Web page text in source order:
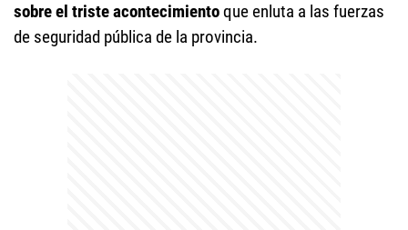
sobre el triste acontecimientoque enluta a las fuerzas
de seguridad pública de la provincia.